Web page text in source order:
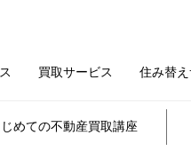
買取サービス 住み替
めての不動産買取講座